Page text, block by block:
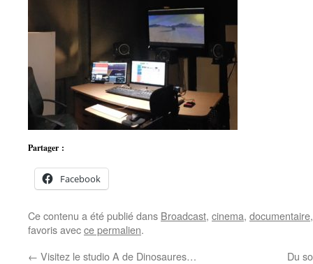
Partager :
Facebook
Ce contenu a été publié dans Broadcast, cinema, documentaire
favoris avecce permalien.
← Visitez le studio A de Dinosaures… Du